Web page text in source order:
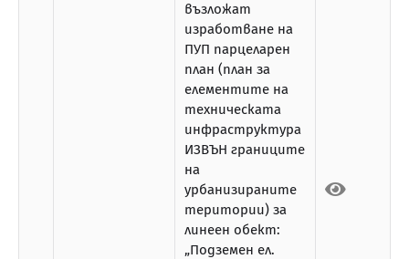
възложат
изработване на
ПУП парцеларен
план (план за
елементите на
техническата
инфраструктура
ИЗВЪН границите
на
урбанизираните
територии) за
линеен обект:
„Подземен ел.